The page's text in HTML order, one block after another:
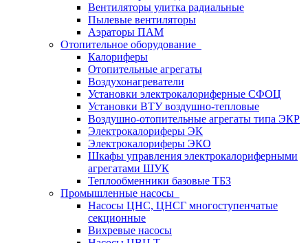
Вентиляторы улитка радиальные
Пылевые вентиляторы
Аэраторы ПАМ
Отопительное оборудование
Калориферы
Отопительные агрегаты
Воздухонагреватели
Установки электрокалориферные СФОЦ
Установки ВТУ воздушно-тепловые
Воздушно-отопительные агрегаты типа ЭКР
Электрокалориферы ЭК
Электрокалориферы ЭКО
Шкафы управления электрокалориферными
агрегатами ШУК
Теплообменники базовые ТБЗ
Промышленные насосы
Насосы ЦНС, ЦНСГ многоступенчатые
секционные
Вихревые насосы